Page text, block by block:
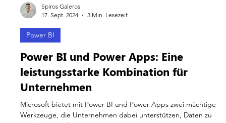
Spiros Galeros
17. Sept. 2024
3 Min. Lesezeit
Power BI